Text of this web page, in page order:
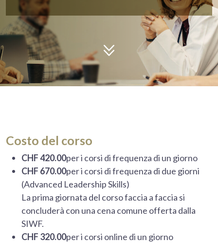
Costo del corso
CHF 420.00per i corsi di frequenza di un giorno
CHF 670.00per i corsi di frequenza di due giorni
(Advanced Leadership Skills)
La prima giornata del corso faccia a faccia si
concluderà con una cena comune offerta dalla
SIWF.
CHF 320.00per i corsi online di un giorno